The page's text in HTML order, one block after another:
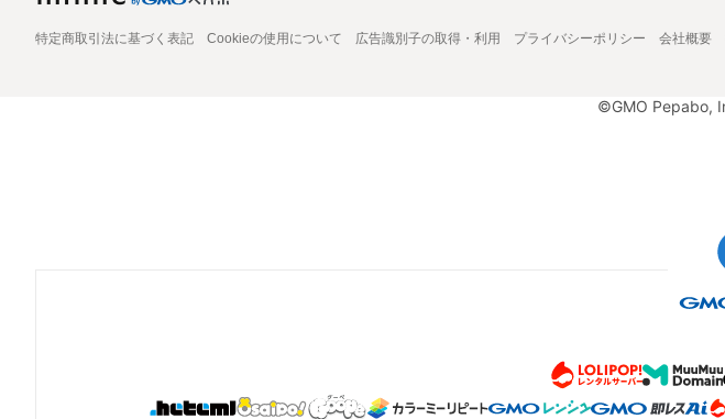
特定商取引法に基づく表記 Cookieの使用について 広告識別子の取得・利用 プライバシーポリシー 会社概要
©GMO Pepabo,